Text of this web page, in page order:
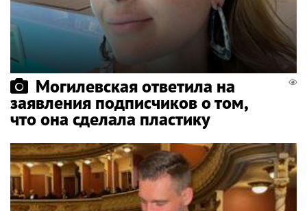
Могилевская ответила на
заявления подписчиков о том,
что она сделала пластику